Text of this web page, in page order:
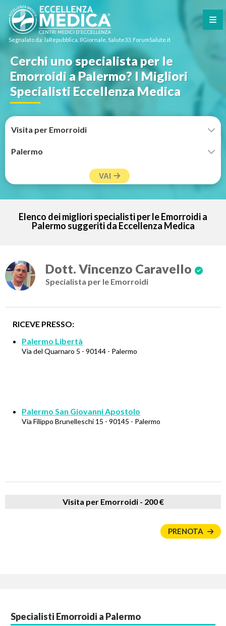
Segnalato da: laRepubblica, IlGiornale, Salute33, ForumSalute.it
Cerchi uno specialista per le
Emorroidi a Palermo? I Migliori
Specialisti Eccellenza Medica
VAI
Elenco dei migliori specialisti per le Emorroidi a
Palermo suggeriti da Eccellenza Medica
Dott. Vincenzo Caravello
Specialista per le Emorroidi
RICEVE PRESSO:
Palermo Libertà
Via del Quarnaro 5 - 90144 - Palermo
Palermo San Giovanni Apostolo
Via Filippo Brunelleschi 15 - 90145 - Palermo
Visita per Emorroidi - 200 €
PRENOTA
Specialisti Emorroidi a Palermo